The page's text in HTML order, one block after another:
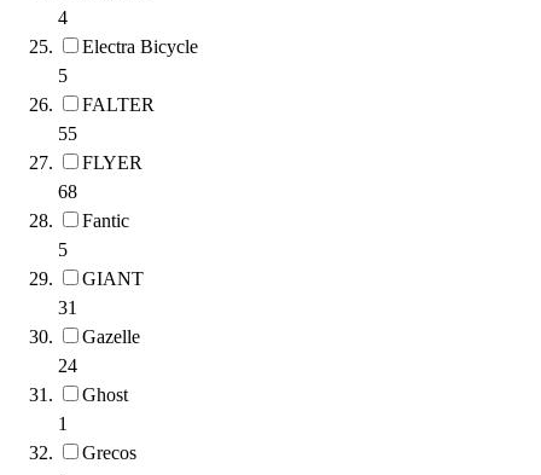
4
Electra Bicycle
5
FALTER
55
FLYER
68
Fantic
5
GIANT
31
Gazelle
24
Ghost
1
Grecos